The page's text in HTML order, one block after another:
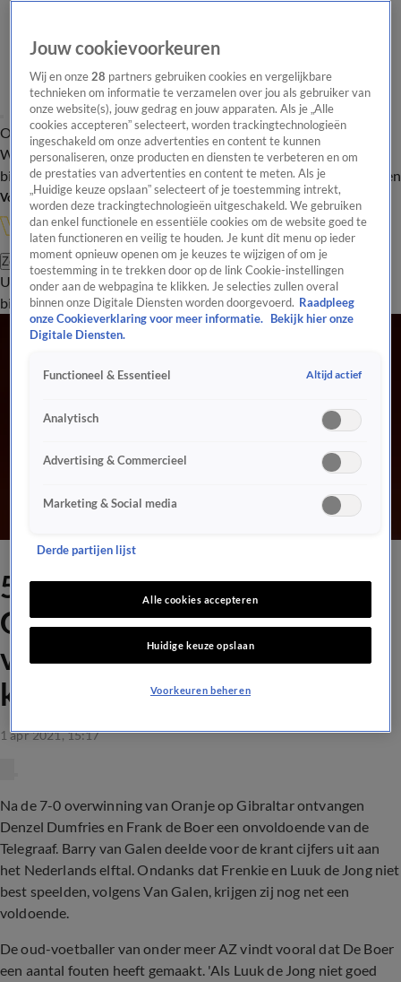
Overzicht Onze programma's Uitzendingen Onze gezichten
In de
WandelgangenInterviewsUitzending
bijwonenPodcastShopVeelgestelde vragenKijkersvraag insturen
Volg Vandaag Inside
Zoeken
UitzendingenVandaag InsideDe OranjezomerShopUitzending
bijwonen
5,5 voor Frenkie na
Gibraltar: 'Kan gewoon niet
voor een speler met zoveel
klasse'
1 apr 2021, 15:17
Na de 7-0 overwinning van Oranje op Gibraltar ontvangen
Denzel Dumfries en Frank de Boer een onvoldoende van de
Telegraaf. Barry van Galen deelde voor de krant cijfers uit aan
het Nederlands elftal. Ondanks dat Frenkie en Luuk de Jong niet
best speelden, volgens Van Galen, krijgen zij nog net een
voldoende.
De oud-voetballer van onder meer AZ vindt vooral dat De Boer
een aantal fouten heeft gemaakt. 'Als Luuk de Jong niet goed
Jouw cookievoorkeuren
Wij en onze28 partners gebruiken cookies en vergelijkbare
technieken om informatie te verzamelen over jou als gebruiker van
onze website(s), jouw gedrag en jouw apparaten. Als je „Alle
cookies accepteren” selecteert, worden trackingtechnologieën
ingeschakeld om onze advertenties en content te kunnen
personaliseren, onze producten en diensten te verbeteren en om
de prestaties van advertenties en content te meten. Als je
„Huidige keuze opslaan” selecteert of je toestemming intrekt,
worden deze trackingtechnologieën uitgeschakeld. We gebruiken
dan enkel functionele en essentiële cookies om de website goed te
laten functioneren en veilig te houden. Je kunt dit menu op ieder
moment opnieuw openen om je keuzes te wijzigen of om je
toestemming in te trekken door op de link Cookie-instellingen
onder aan de webpagina te klikken. Je selecties zullen overal
binnen onze Digitale Diensten worden doorgevoerd. Raadpleeg
onze Cookieverklaring voor meer informatie.
Bekijk hier onze
Digitale Diensten.
Functioneel & Essentieel Altijd actief
Analytisch
Advertising & Commercieel
Marketing & Social media
Derde partijen lijst
Alle cookies accepteren
Huidige keuze opslaan
Voorkeuren beheren